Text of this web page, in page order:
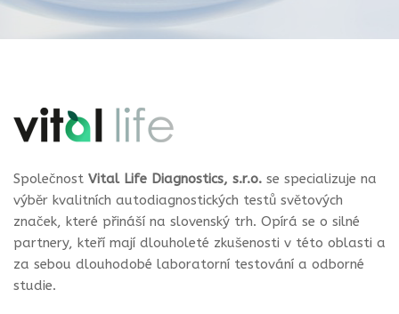
Společnost Vital Life Diagnostics, s.r.o. se specializuje na
výběr kvalitních autodiagnostických testů světových
značek, které přináší na slovenský trh. Opírá se o silné
partnery, kteří mají dlouholeté zkušenosti v této oblasti a
za sebou dlouhodobé laboratorní testování a odborné
studie.